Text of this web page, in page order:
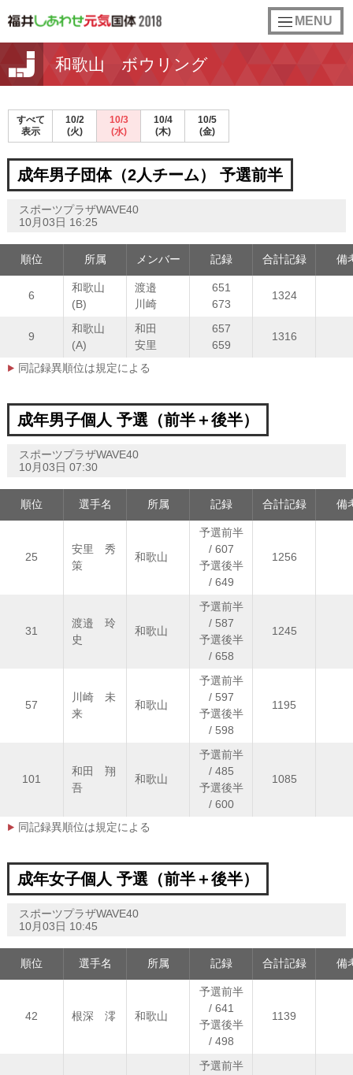
toggle
navigation
MENU
和歌山 ボウリング
すべて
表示
10/2
(火)
10/3
(水)
10/4
(木)
10/5
(金)
成年男子団体（2人チーム） 予選前半
スポーツプラザWAVE40
10月03日 16:25
順位 所属 メンバー 記録 合計記録 備
6
和歌山
(B)
渡邉
川崎
651
673
1324
9
和歌山
(A)
和田
安里
657
659
1316
同記録異順位は規定による
成年男子個人 予選（前半＋後半）
スポーツプラザWAVE40
10月03日 07:30
順位 選手名 所属 記録 合計記録 備
25
安里 秀
策
和歌山
予選前半
/ 607
予選後半
/ 649
1256
31
渡邉 玲
史
和歌山
予選前半
/ 587
予選後半
/ 658
1245
57
川崎 未
来
和歌山
予選前半
/ 597
予選後半
/ 598
1195
101
和田 翔
吾
和歌山
予選前半
/ 485
予選後半
/ 600
1085
同記録異順位は規定による
成年女子個人 予選（前半＋後半）
スポーツプラザWAVE40
10月03日 10:45
順位 選手名 所属 記録 合計記録 備
42 根深 澪 和歌山
予選前半
/ 641
予選後半
/ 498
1139
予選前半